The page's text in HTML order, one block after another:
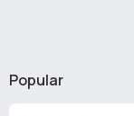
Popular